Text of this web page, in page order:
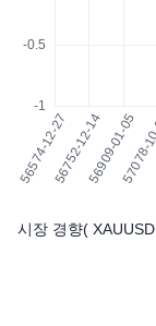
시장 경향( XAUUSD